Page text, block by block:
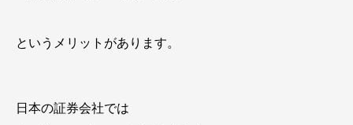
というメリットがあります。
日本の証券会社では